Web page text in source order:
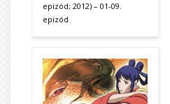
epizód; 2012) – 01-09.
epizód